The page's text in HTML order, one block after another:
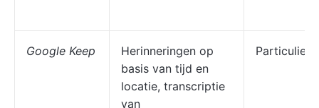
Google Keep
Herinneringen op
basis van tijd en
locatie, transcriptie
van